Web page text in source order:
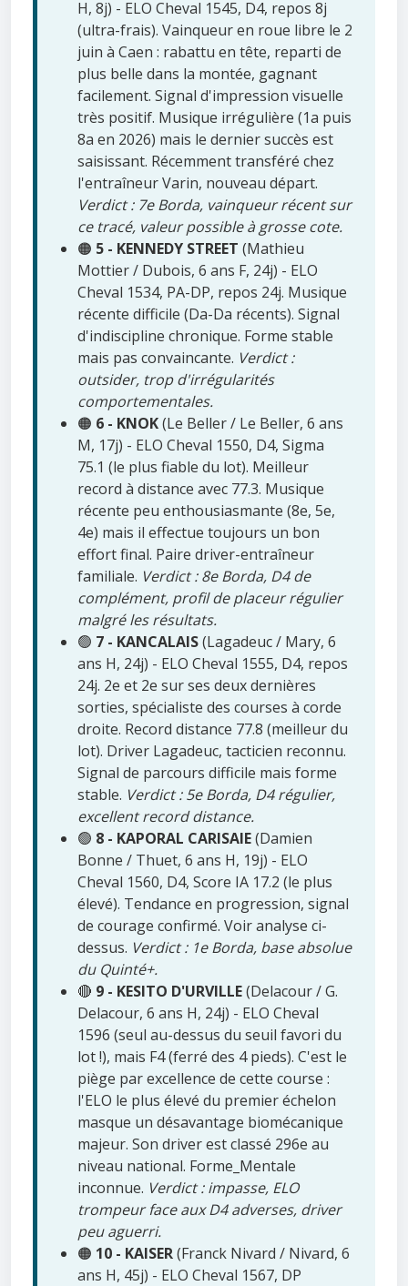
H, 8j) - ELO Cheval 1545, D4, repos 8j
(ultra-frais). Vainqueur en roue libre le 2
juin à Caen : rabattu en tête, reparti de
plus belle dans la montée, gagnant
facilement. Signal d'impression visuelle
très positif. Musique irrégulière (1a puis
8a en 2026) mais le dernier succès est
saisissant. Récemment transféré chez
l'entraîneur Varin, nouveau départ.
Verdict : 7e Borda, vainqueur récent sur
ce tracé, valeur possible à grosse cote.
🟠 5 - KENNEDY STREET (Mathieu
Mottier / Dubois, 6 ans F, 24j) - ELO
Cheval 1534, PA-DP, repos 24j. Musique
récente difficile (Da-Da récents). Signal
d'indiscipline chronique. Forme stable
mais pas convaincante. Verdict :
outsider, trop d'irrégularités
comportementales.
🟠 6 - KNOK(Le Beller / Le Beller, 6 ans
M, 17j) - ELO Cheval 1550, D4, Sigma
75.1 (le plus fiable du lot). Meilleur
record à distance avec 77.3. Musique
récente peu enthousiasmante (8e, 5e,
4e) mais il effectue toujours un bon
effort final. Paire driver-entraîneur
familiale. Verdict : 8e Borda, D4 de
complément, profil de placeur régulier
malgré les résultats.
🟢 7 - KANCALAIS(Lagadeuc / Mary, 6
ans H, 24j) - ELO Cheval 1555, D4, repos
24j. 2e et 2e sur ses deux dernières
sorties, spécialiste des courses à corde
droite. Record distance 77.8 (meilleur du
lot). Driver Lagadeuc, tacticien reconnu.
Signal de parcours difficile mais forme
stable. Verdict : 5e Borda, D4 régulier,
excellent record distance.
🟢 8 - KAPORAL CARISAIE(Damien
Bonne / Thuet, 6 ans H, 19j) - ELO
Cheval 1560, D4, Score IA 17.2 (le plus
élevé). Tendance en progression, signal
de courage confirmé. Voir analyse ci-
dessus. Verdict : 1e Borda, base absolue
du Quinté+.
🔴 9 - KESITO D'URVILLE(Delacour / G.
Delacour, 6 ans H, 24j) - ELO Cheval
1596 (seul au-dessus du seuil favori du
lot !), mais F4 (ferré des 4 pieds). C'est le
piège par excellence de cette course :
l'ELO le plus élevé du premier échelon
masque un désavantage biomécanique
majeur. Son driver est classé 296e au
niveau national. Forme_Mentale
inconnue. Verdict : impasse, ELO
trompeur face aux D4 adverses, driver
peu aguerri.
🟠 10 - KAISER(Franck Nivard / Nivard, 6
ans H, 45j) - ELO Cheval 1567, DP